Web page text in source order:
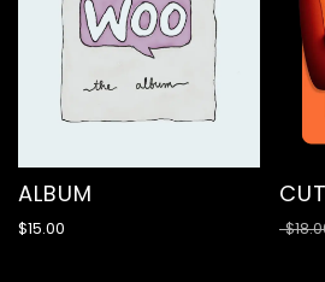
ALBUM
$15.00 $